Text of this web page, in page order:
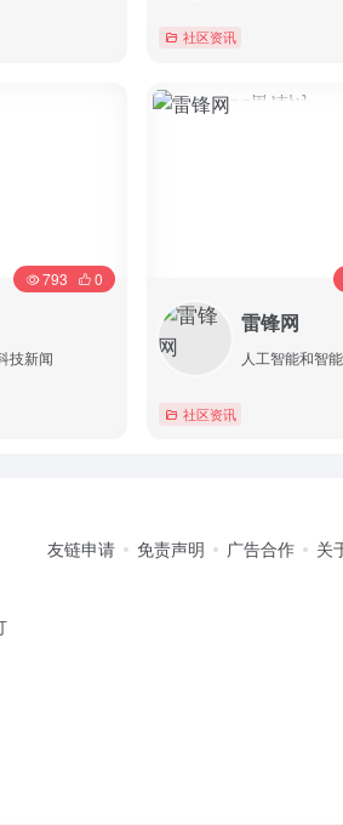
社区资讯
技新闻
793 0
雷锋网
社区资讯
友链申请 免责声明 广告合作 关